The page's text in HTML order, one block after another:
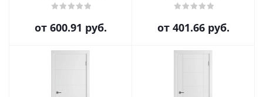
от 600.91 руб. от 401.66 руб.